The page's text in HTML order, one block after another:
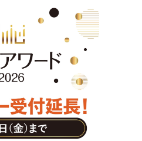
ン活性化
・SDGs
減
調査・レポート